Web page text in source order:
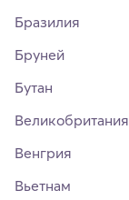
Бразилия
Бруней
Бутан
Великобритания
Венгрия
Вьетнам